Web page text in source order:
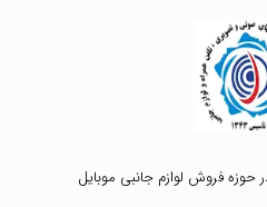
حوزه فروش لوازم جانبی موبایل